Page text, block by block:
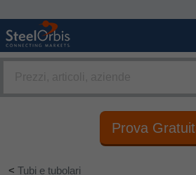
Prova
< Tubi e tubolari